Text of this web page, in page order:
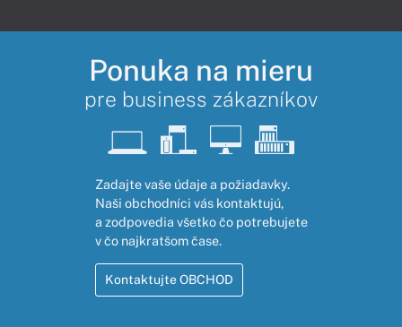
Ponuka na mieru
pre business zákazníkov
Zadajte vaše údaje a požiadavky.
Naši obchodníci vás kontaktujú,
a zodpovedia všetko čo potrebujete
v čo najkratšom čase.
Kontaktujte OBCHOD